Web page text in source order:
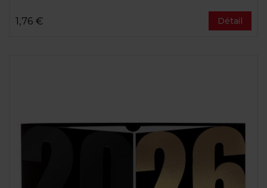
1,76 € Détail